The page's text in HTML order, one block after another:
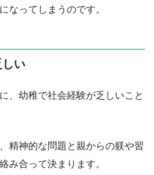
なってしまうのです。
い
、幼稚で社会経験が乏しいこと
精神的な問題と親からの躾や習
み合って決まります。